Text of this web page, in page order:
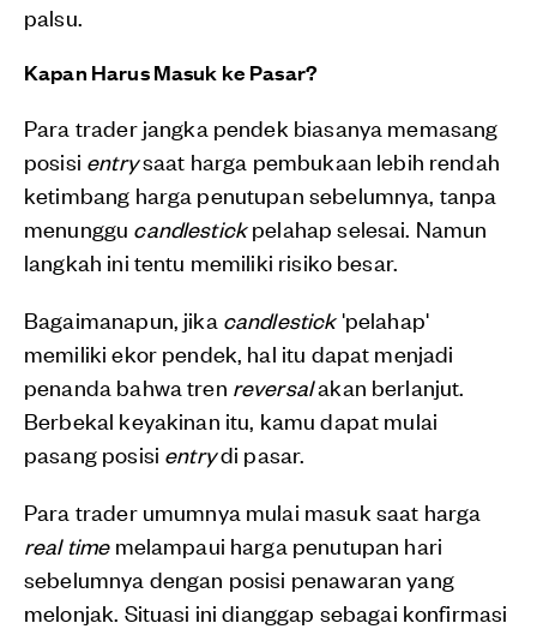
palsu.
Kapan Harus Masuk ke Pasar?
Para trader jangka pendek biasanya memasang
posisi entrysaat harga pembukaan lebih rendah
ketimbang harga penutupan sebelumnya, tanpa
menunggu candlestickpelahap selesai. Namun
langkah ini tentu memiliki risiko besar.
Bagaimanapun, jika candlestick 'pelahap'
memiliki ekor pendek, hal itu dapat menjadi
penanda bahwa tren reversalakan berlanjut.
Berbekal keyakinan itu, kamu dapat mulai
pasang posisi entrydi pasar.
Para trader umumnya mulai masuk saat harga
real timemelampaui harga penutupan hari
sebelumnya dengan posisi penawaran yang
melonjak. Situasi ini dianggap sebagai konfirmasi